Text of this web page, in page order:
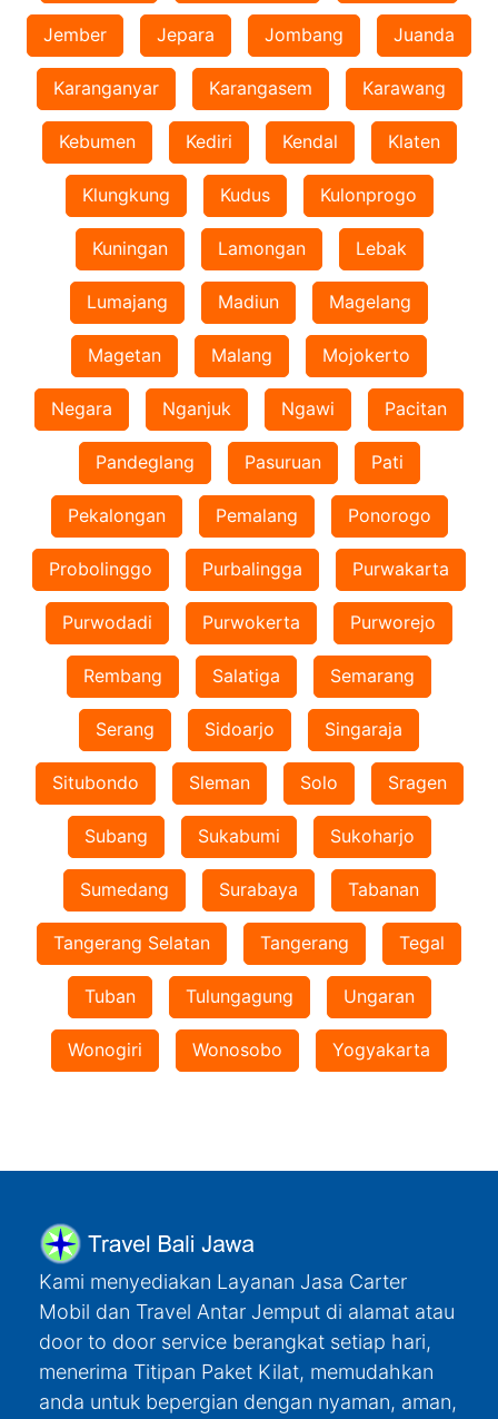
Jember Jepara Jombang Juanda
Karanganyar Karangasem Karawang
Kebumen Kediri Kendal Klaten
Klungkung Kudus Kulonprogo
Kuningan Lamongan Lebak
Lumajang Madiun Magelang
Magetan Malang Mojokerto
Negara Nganjuk Ngawi Pacitan
Pandeglang Pasuruan Pati
Pekalongan Pemalang Ponorogo
Probolinggo Purbalingga Purwakarta
Purwodadi Purwokerta Purworejo
Rembang Salatiga Semarang
Serang Sidoarjo Singaraja
Situbondo Sleman Solo Sragen
Subang Sukabumi Sukoharjo
Sumedang Surabaya Tabanan
Tangerang Selatan Tangerang Tegal
Tuban Tulungagung Ungaran
Wonogiri Wonosobo Yogyakarta
Kami menyediakan Layanan Jasa Carter
Mobil dan Travel Antar Jemput di alamat atau
door to door service berangkat setiap hari,
menerima Titipan Paket Kilat, memudahkan
anda untuk bepergian dengan nyaman, aman,